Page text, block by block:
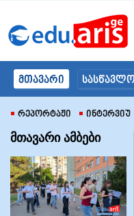
მთავარი
Რეპორტაჟი Ინტერვიუ
მთავარი ამბები